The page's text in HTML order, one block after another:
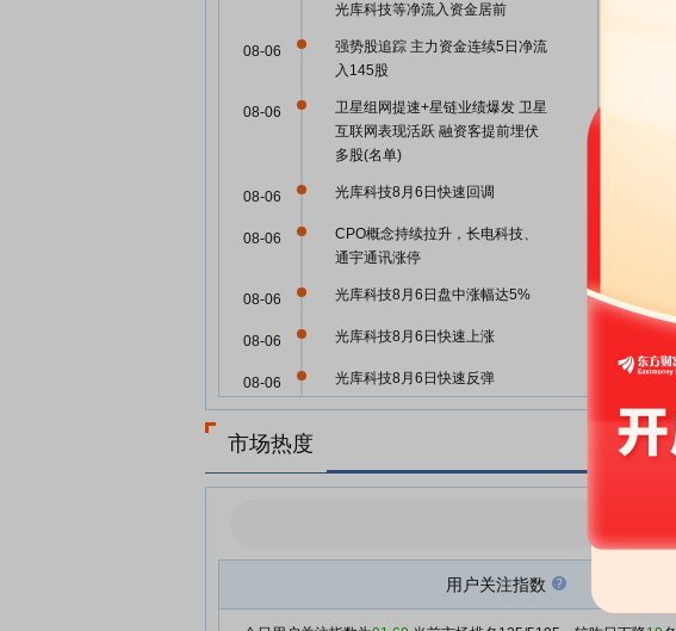
光库科技等净流入资金居前
强势股追踪 主力资金连续5日净流
入145股
08-06
卫星组网提速+星链业绩爆发 卫星
互联网表现活跃 融资客提前埋伏
多股(名单)
08-06
光库科技8月6日快速回调
08-06
CPO概念持续拉升，长电科技、
通宇通讯涨停
08-06
光库科技8月6日盘中涨幅达5%
08-06
光库科技8月6日快速上涨
08-06
光库科技8月6日快速反弹
08-06
08-05
光库科技8月5日快速上涨
光库科技8月5日快速反弹
07-07
07-05
07-01
市场热度
用户关注指数